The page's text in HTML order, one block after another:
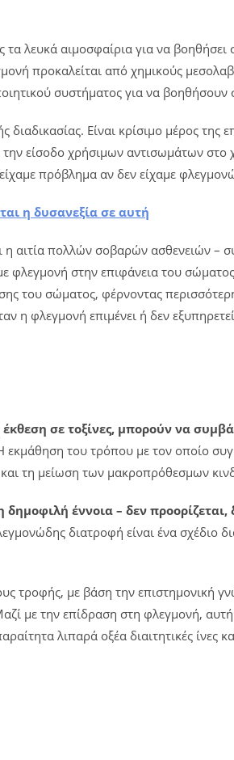
λευκά αιμοσφαίρια για να βοηθήσει
προκαλείται από χημικούς
συστήματος για να
διαδικασίας. Είναι κρίσιμο μέρος
είσοδο χρήσιμων αντισωμάτων στο
πρόβλημα αν δεν είχαμε
η δυσανεξία σε αυτή
η αιτία πολλών σοβαρών ασθενειών
στην επιφάνεια του
του σώματος, φέρνοντας
η φλεγμονή επιμένει ή δεν
σε τοξίνες, μπορούν να
εκμάθηση του τρόπου με τον οποίο
και τη μείωση των μακροπρόθεσμων
έννοια – δεν
διατροφή είναι ένα σχέδιο
τροφής, με βάση την επιστημονική
με την επίδραση στη φλεγμονή,
λιπαρά οξέα διαιτητικές ίνες